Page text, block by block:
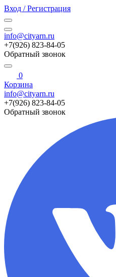
Вход / Регистрация
info@cityarn.ru
+7(926) 823-84-05
Обратный звонок
0
Корзина
info@cityarn.ru
+7(926) 823-84-05
Обратный звонок